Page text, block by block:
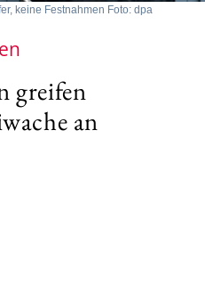
keine Festnahmen Foto: dpa
greifen
an